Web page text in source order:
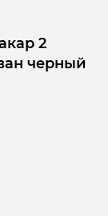
2
черный